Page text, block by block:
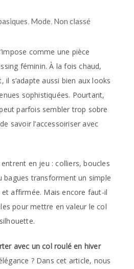
Mode, Non classé
comme une pièce
féminin. À la fois chaud,
s’adapte aussi bien aux looks
sophistiquées. Pourtant,
parfois sembler trop sobre
savoir l’accessoiriser avec
entrent en jeu : colliers, boucles
bagues transforment un simple
affirmée. Mais encore faut-il
pour mettre en valeur le col
avec un col roulé en hiver
? Dans cet article, nous